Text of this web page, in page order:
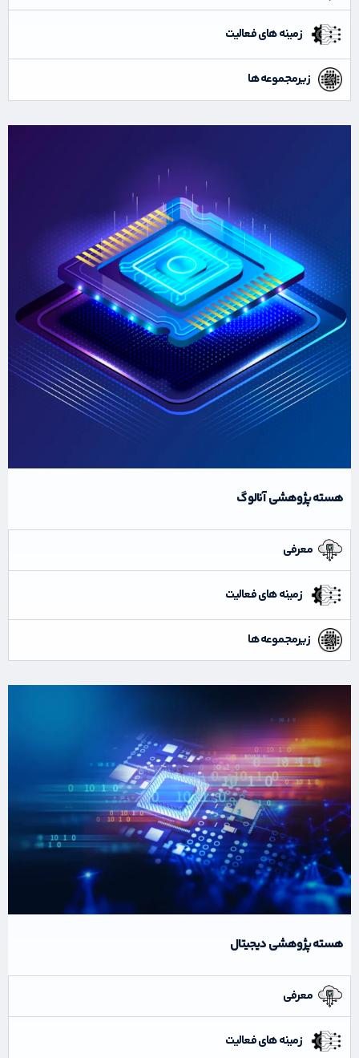
زمینه های فعالیت
زیرمجموعه ها
هسته پژوهشی آنالوگ
معرفی
زمینه های فعالیت
زیرمجموعه ها
هسته پژوهشی دیجیتال
معرفی
زمینه های فعالیت